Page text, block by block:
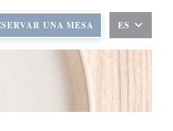
UNA MESA ES